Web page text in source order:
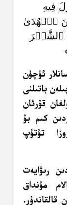
فِيهِ
ٱلۡهُدَىٰ
ٱلشَّهۡرَ
ئۈچۈن
باتىلنى
قۇرئان
كىم بۇ
تۇتۇپ
رىۋايەت
مۇنداق
قالقاندۇر.